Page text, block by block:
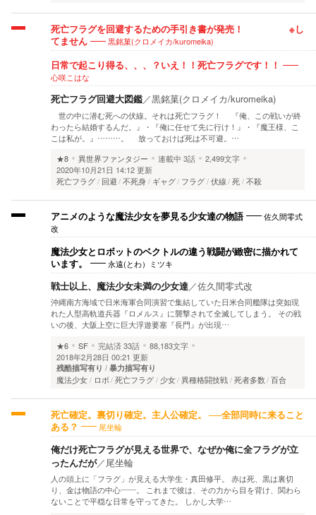
死亡フラグを回避するための手引き書が発売！ ※し
てません
黒銘菓(クロメイカ/kuromeika)
日常で起こり得る、、、？いえ！！死亡フラグです！！
心咲こはな
死亡フラグ回避大図鑑／黒銘菓(クロメイカ/kuromeika)
世の中に潜む死への伏線。それは死亡フラグ！ 『俺、この戦いが終
わったら結婚するんだ。』・『俺に任せて先に行け！』・『魔王様、こ
こは私が。』………。 放っておけば死は不可避。…
★8
異世界ファンタジー 連載中 3話
2,499文字
2020年10月21日 14:12 更新
死亡フラグ
回避 不死身 ギャグ フラグ 伏線 死 不殺
アニメのような魔法少女を夢見る少女達の物語
佐久間零式
改
魔法少女とロボットのベクトルの違う戦闘が緻密に描かれて
います。
永遠(とわ）ミツキ
戦士以上、魔法少女未満の少女達／佐久間零式改
沖縄南方海域で日米海軍合同演習で集結していた日米合同艦隊は突如現
れた人型高軌道兵器『ロメルス』に襲撃されて全滅してしまう。 その戦
いの後、大阪上空に巨大浮遊要塞『長門』が出現…
★6
SF 完結済33話
88,183文字
2018年2月28日 00:21 更新
残酷描写有り 暴力描写有り
魔法少女 ロボ 死亡フラグ 少女 異種格闘技戦 死者多数 百合
死亡確定。裏切り確定。主人公確定。 ──全部同時に来ること
ある？
尾坐輪
俺だけ死亡フラグが見える世界で、なぜか俺に全フラグが立
ったんだが／尾坐輪
人の頭上に「フラグ」が見える大学生・真田修平。 赤は死、黒は裏切
り、金は物語の中心――。 これまで彼は、その力から目を背け、関わら
ないことで平穏な日常を守ってきた。 しかし大学…